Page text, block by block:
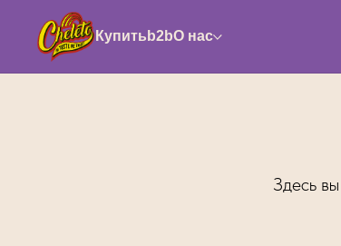
Купить b2bО нас
Здесь